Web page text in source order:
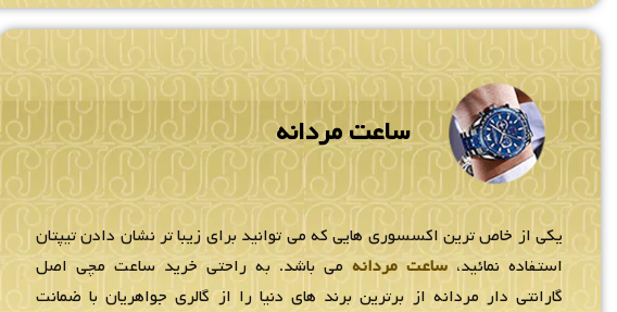
ساعت مردانه
یکی از خاص ترین اکسسوری هایی که می توانید برای زیبا تر نشان دادن تیپتان
استفاده نمائید، ساعت مردانه می باشد. به راحتی خرید ساعت مچی اصل
گارانتی دار مردانه از برترین برند های دنیا را از گالری جواهریان با ضمانت